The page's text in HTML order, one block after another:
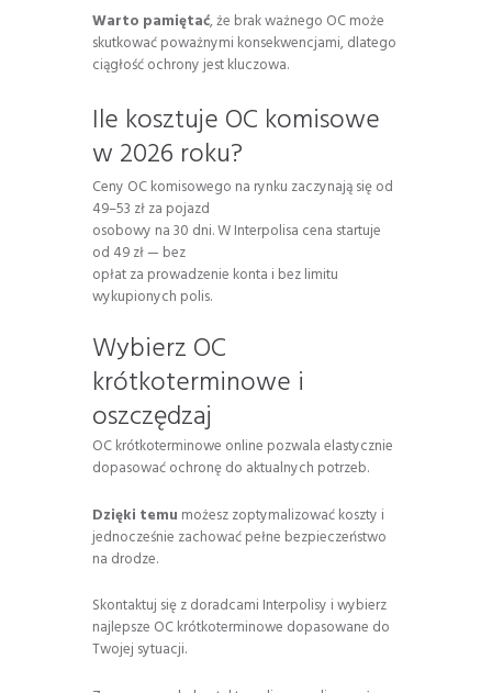
Warto pamiętać, że brak ważnego OC może
skutkować poważnymi konsekwencjami, dlatego
ciągłość ochrony jest kluczowa.
Ile kosztuje OC komisowe
w 2026 roku?
Ceny OC komisowego na rynku zaczynają się od
49–53 zł za pojazd
osobowy na 30 dni. W Interpolisa cena startuje
od 49 zł — bez
opłat za prowadzenie konta i bez limitu
wykupionych polis.
Wybierz OC
krótkoterminowe i
oszczędzaj
OC krótkoterminowe online pozwala elastycznie
dopasować ochronę do aktualnych potrzeb.
Dzięki temu możesz zoptymalizować koszty i
jednocześnie zachować pełne bezpieczeństwo
na drodze.
Skontaktuj się z doradcami Interpolisy i wybierz
najlepsze OC krótkoterminowe dopasowane do
Twojej sytuacji.